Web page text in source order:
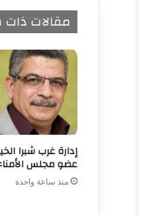
مقالات ذات
إدارة غرب شبرا
عضو مجلس
منذ ساعة واحدة